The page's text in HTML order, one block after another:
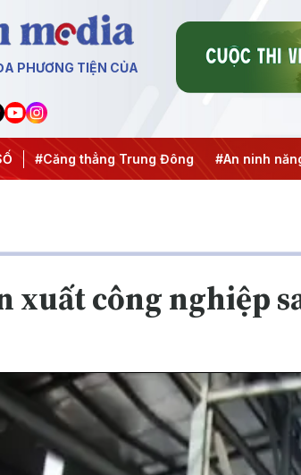
PHƯƠNG TIỆN CỦA
Trung Đông #An ninh năng lượng
xuất công nghiệp